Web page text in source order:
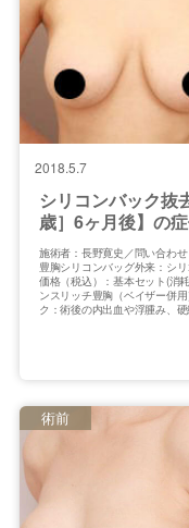
2018.5.7
シリコンバック抜
歳］6ヶ月後】の
施術者：長野寛史／問い合わ
豊胸シリコンバッグ外来：シ
価格（税込）：基本セット(消
ンスリッチ豊胸（ベイザー併
ク：術後の内出血や浮腫み、
術前